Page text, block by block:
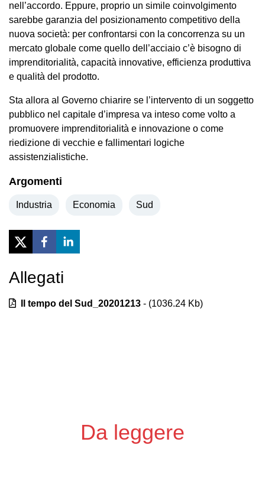
nell’accordo. Eppure, proprio un simile coinvolgimento
sarebbe garanzia del posizionamento competitivo della
nuova società: per confrontarsi con la concorrenza su un
mercato globale come quello dell’acciaio c’è bisogno di
imprenditorialità, capacità innovative, efficienza produttiva
e qualità del prodotto.
Sta allora al Governo chiarire se l’intervento di un soggetto
pubblico nel capitale d’impresa va inteso come volto a
promuovere imprenditorialità e innovazione o come
riedizione di vecchie e fallimentari logiche
assistenzialistiche.
Argomenti
Industria Economia Sud
Previous
Allegati
Il tempo del Sud_20201213 - (1036.24 Kb)
Da leggere